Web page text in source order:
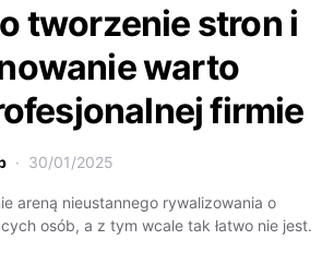
tworzenie stron i
warto
firmie
30/01/2025
areną nieustannego rywalizowania o
osób, a z tym wcale tak łatwo nie jest.